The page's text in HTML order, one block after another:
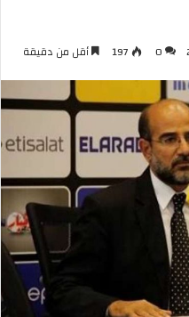
0
197 أقل من دقيقة